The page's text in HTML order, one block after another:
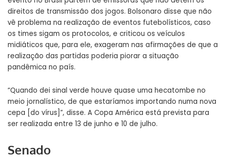
direitos de transmissão dos jogos. Bolsonaro disse que não
vê problema na realização de eventos futebolísticos, caso
os times sigam os protocolos, e criticou os veículos
midiáticos que, para ele, exageram nas afirmações de que a
realização das partidas poderia piorar a situação
pandêmica no país.
“Quando dei sinal verde houve quase uma hecatombe no
meio jornalístico, de que estaríamos importando numa nova
cepa [do vírus]”, disse. A Copa América está prevista para
ser realizada entre 13 de junho e 10 de julho.
Senado